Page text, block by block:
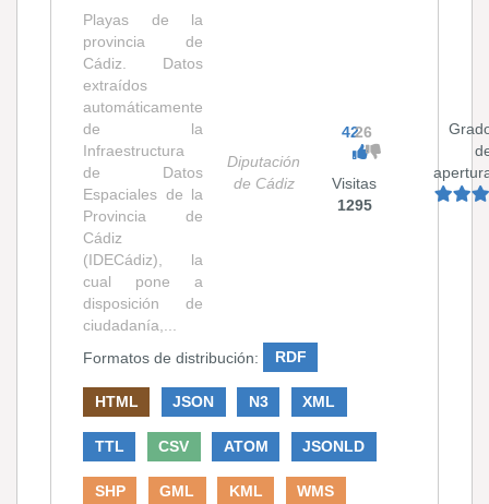
Playas de la
provincia de
Cádiz. Datos
extraídos
automáticamente
de la
Infraestructura
de Datos
Espaciales de la
Provincia de
Cádiz
(IDECádiz), la
cual pone a
disposición de
ciudadanía,...
Diputación
de Cádiz
4226
Visitas
1295
Formatos de distribución: RDF
HTML JSON N3 XML
TTL CSV ATOM JSONLD
SHP GML KML WMS